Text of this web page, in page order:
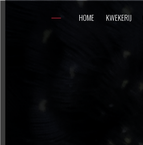
HOME KWEKERIJ